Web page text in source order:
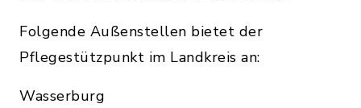
Folgende Außenstellen bietet der
Pflegestützpunkt im Landkreis an:
Wasserburg